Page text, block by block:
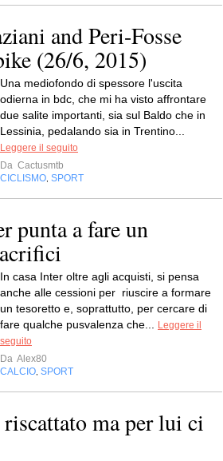
and Peri-Fosse
(26/6, 2015)
Una mediofondo di spessore l'uscita
odierna in bdc, che mi ha visto affrontare
due salite importanti, sia sul Baldo che in
Lessinia, pedalando sia in Trentino...
Leggere il seguito
Da Cactusmtb
CICLISMO SPORT
punta a fare un
In casa Inter oltre agli acquisti, si pensa
anche alle cessioni per riuscire a formare
un tesoretto e, soprattutto, per cercare di
fare qualche pusvalenza che...
Leggere il
seguito
Da Alex80
CALCIO SPORT
ma per lui ci